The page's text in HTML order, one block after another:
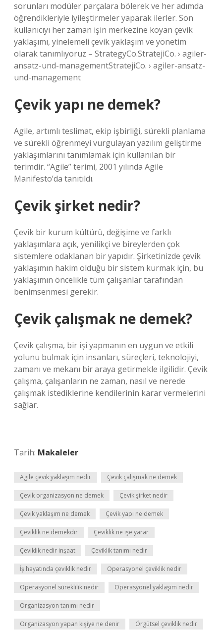
sorunları modüler parçalara bölerek ve her adımda
öğrendikleriyle iyileştirmeler yaparak ilerler. Son
kullanıcıyı her zaman işin merkezine koyan çevik
yaklaşımı, yinelemeli çevik yaklaşım ve yönetim
olarak tanımlıyoruz – StrategyCo.StratejiCo. › agiler-
ansatz-und-managementStratejiCo. › agiler-ansatz-
und-management
Çevik yapı ne demek?
Agile, artımlı teslimat, ekip işbirliği, sürekli planlama
ve sürekli öğrenmeyi vurgulayan yazılım geliştirme
yaklaşımlarını tanımlamak için kullanılan bir
terimdir. “Agile” terimi, 2001 yılında Agile
Manifesto’da tanıtıldı.
Çevik şirket nedir?
Çevik bir kurum kültürü, değişime ve farklı
yaklaşımlara açık, yenilikçi ve bireylerden çok
sistemlere odaklanan bir yapıdır. Şirketinizde çevik
yaklaşımın hakim olduğu bir sistem kurmak için, bu
yaklaşımın öncelikle tüm çalışanlar tarafından
benimsenmesi gerekir.
Çevik çalışmak ne demek?
Çevik çalışma, bir işi yapmanın en uygun ve etkili
yolunu bulmak için insanları, süreçleri, teknolojiyi,
zamanı ve mekanı bir araya getirmekle ilgilidir. Çevik
çalışma, çalışanların ne zaman, nasıl ve nerede
çalışmak istediklerine kendilerinin karar vermelerini
sağlar.
Tarih: Makaleler
Agile çevik yaklaşım nedir Çevik çalışmak ne demek
Çevik organizasyon ne demek Çevik şirket nedir
Çevik yaklaşım ne demek Çevik yapı ne demek
Çeviklik ne demekdir Çeviklik ne işe yarar
Çeviklik nedir inşaat Çeviklik tanımı nedir
İş hayatında çeviklik nedir Operasyonel çeviklik nedir
Operasyonel süreklilik nedir Operasyonel yaklaşım nedir
Organizasyon tanımı nedir
Organizasyon yapan kişiye ne denir Örgütsel çeviklik nedir